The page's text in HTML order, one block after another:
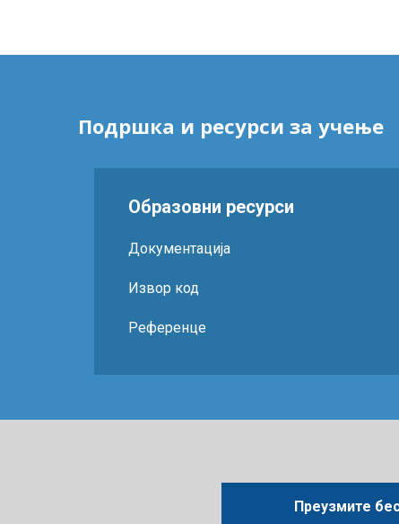
Подршка и ресурси за учење
Образовни ресурси
Документација
Извор код
Референце
Преузмите